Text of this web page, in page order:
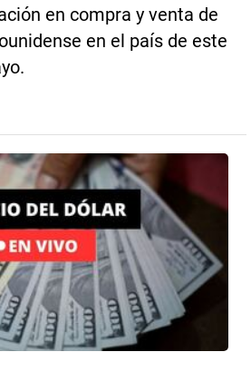
en compra y venta de
en el país de este